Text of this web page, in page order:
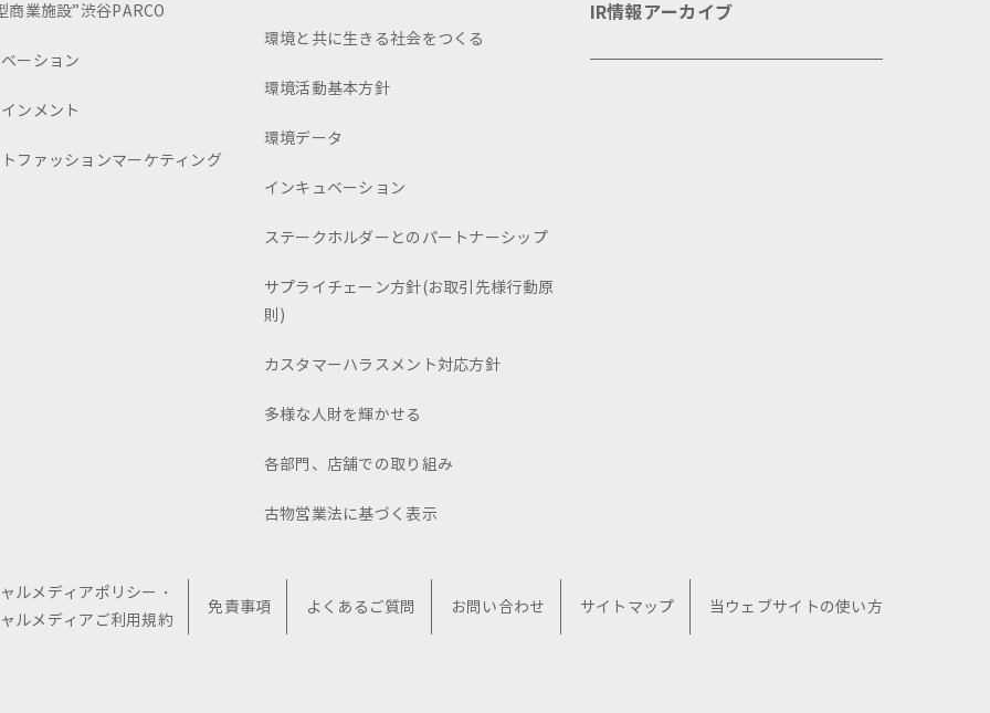
商業施設”渋谷PARCO
ーション
ンメント
ファッションマーケティング
環境と共に生きる社会をつくる
環境活動基本方針
環境データ
インキュベーション
ステークホルダーとのパートナーシップ
サプライチェーン方針(お取引先様行動原
則)
カスタマーハラスメント対応方針
多様な人財を輝かせる
各部門、店舗での取り組み
古物営業法に基づく表示
IR情報アーカイブ
ルメディアポリシー・
ルメディアご利用規約
免責事項 よくあるご質問 お問い合わせ サイトマップ 当ウェブサイトの使い方